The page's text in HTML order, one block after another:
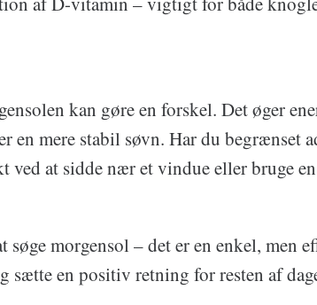
kan gøre en forskel. Det øger
en mere stabil søvn. Har du begrænset
ved at sidde nær et vindue eller bruge
morgensol – det er en enkel, men
sætte en positiv retning for resten af